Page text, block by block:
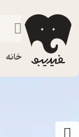
خانه